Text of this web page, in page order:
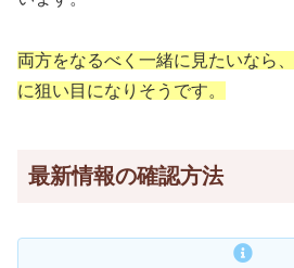
両方をなるべく一緒に見たいなら、
に狙い目になりそうです。
最新情報の確認方法